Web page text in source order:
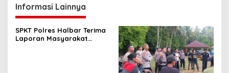
Informasi Lainnya
SPKT Polres Halbar Terima
Laporan Masyarakat